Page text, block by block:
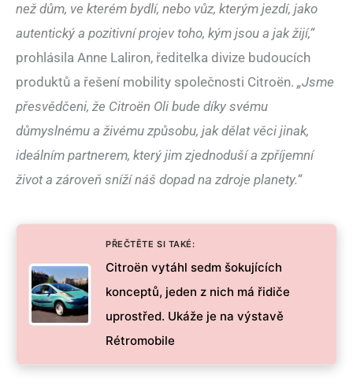
než dům, ve kterém bydlí, nebo vůz, kterým jezdí, jako
autentický a pozitivní projev toho, kým jsou a jak žijí,“
prohlásila Anne Laliron, ředitelka divize budoucích
produktů a řešení mobility společnosti Citroën. „Jsme
přesvědčeni, že Citroën Oli bude díky svému
důmyslnému a živému způsobu, jak dělat věci jinak,
ideálním partnerem, který jim zjednoduší a zpříjemní
život a zároveň sníží náš dopad na zdroje planety.“
PŘEČTĚTE SI TAKÉ:
Citroën vytáhl sedm šokujících
konceptů, jeden z nich má řidiče
uprostřed. Ukáže je na výstavě
Rétromobile